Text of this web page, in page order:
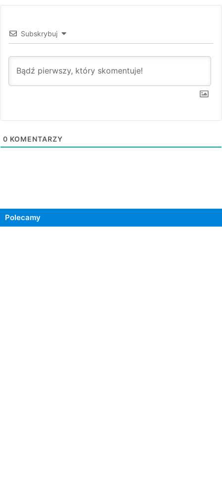
Subskrybuj
0 KOMENTARZY
Polecamy